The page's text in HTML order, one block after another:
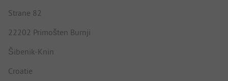
Strane 82
22202 Primošten Burnji
Šibenik-Knin
Croatie